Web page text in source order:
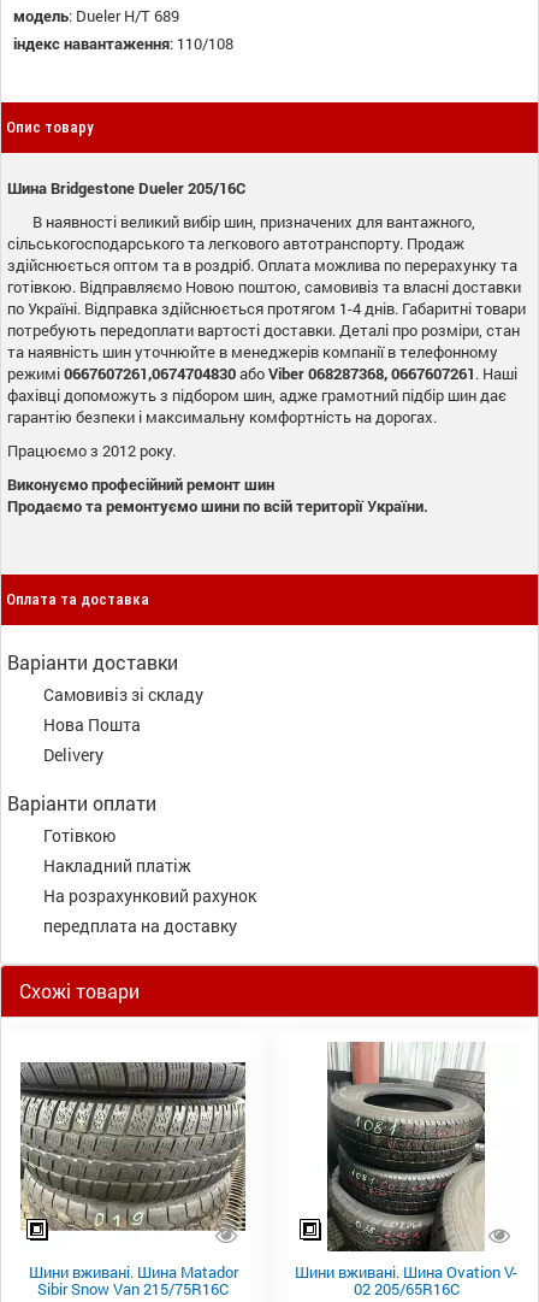
модель: Dueler H/T 689
індекс навантаження: 110/108
Опис товару
Шина Bridgestone Dueler 205/16C
В наявності великий вибір шин, призначених для вантажного,
сільськогосподарського та легкового автотранспорту. Продаж
здійснюється оптом та в роздріб. Оплата можлива по перерахунку та
готівкою. Відправляємо Новою поштою, самовивіз та власні доставки
по Україні. Відправка здійснюється протягом 1-4 днів. Габаритні товари
потребують передоплати вартості доставки. Деталі про розміри, стан
та наявність шин уточнюйте в менеджерів компанії в телефонному
режимі0667607261,0674704830абоViber068287368, 0667607261. Наші
фахівці допоможуть з підбором шин, адже грамотний підбір шин дає
гарантію безпеки і максимальну комфортність на дорогах.
Працюємо з 2012 року.
Виконуємо професійний ремонт шин
Продаємо та ремонтуємо шини по всій території України.
Оплата та доставка
Варіанти доставки
Самовивіз зі складу
Нова Пошта
Delivery
Варіанти оплати
Готівкою
Накладний платіж
На розрахунковий рахунок
передплата на доставку
Схожі товари
Шини вживані. Шина Matador
Sibir Snow Van 215/75R16C
Шини вживані. Шина Ovation V-
02 205/65R16C